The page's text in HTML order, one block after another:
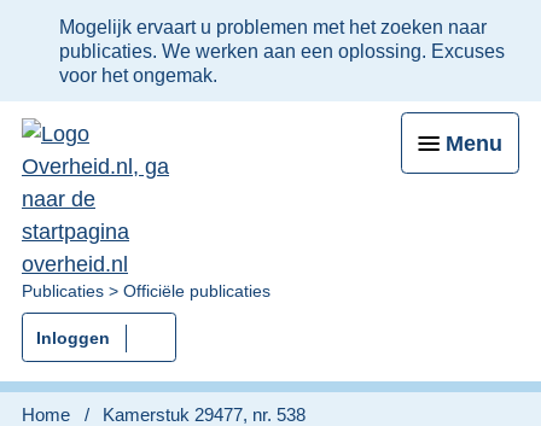
Ter
informatie:
Mogelijk ervaart u problemen met het zoeken naar
publicaties. We werken aan een oplossing. Excuses
voor het ongemak.
Menu
U
bent
nu
hier:
Publicaties Officiële publicaties
Inloggen
Home Kamerstuk 29477, nr. 538